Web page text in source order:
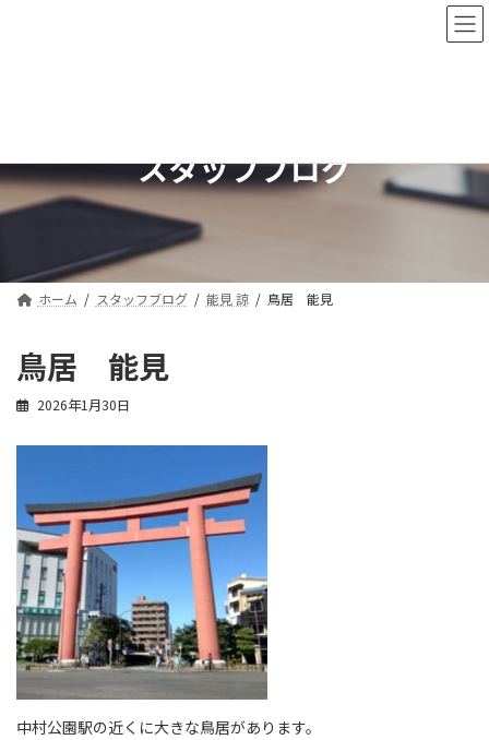
キ
ッ
プ
に
移
動
スタッフブログ
ホーム スタッフブログ 能見 諒 鳥居 能見
鳥居 能見
2026年1月30日
中村公園駅の近くに大きな鳥居があります。